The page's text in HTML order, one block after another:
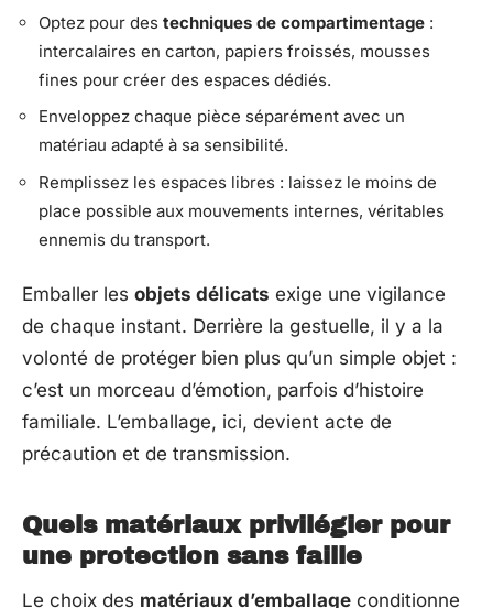
Optez pour des techniques de compartimentage :
intercalaires en carton, papiers froissés, mousses
fines pour créer des espaces dédiés.
Enveloppez chaque pièce séparément avec un
matériau adapté à sa sensibilité.
Remplissez les espaces libres : laissez le moins de
place possible aux mouvements internes, véritables
ennemis du transport.
Emballer les objets délicats exige une vigilance
de chaque instant. Derrière la gestuelle, il y a la
volonté de protéger bien plus qu’un simple objet :
c’est un morceau d’émotion, parfois d’histoire
familiale. L’emballage, ici, devient acte de
précaution et de transmission.
Quels matériaux privilégier pour
une protection sans faille
Le choix des matériaux d’emballage conditionne